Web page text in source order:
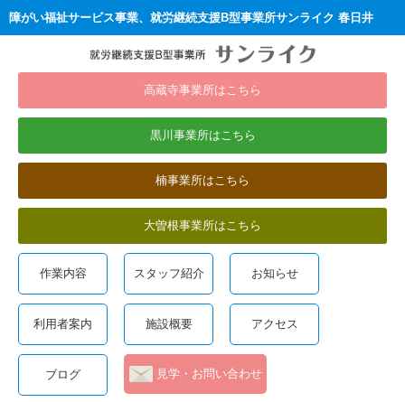
障がい福祉サービス事業、就労継続支援B型事業所サンライク 春日井
高蔵寺事業所はこちら
黒川事業所はこちら
楠事業所はこちら
大曽根事業所はこちら
作業内容 スタッフ紹介 お知らせ
利用者案内 施設概要 アクセス
ブログ 見学・お問い合わせ